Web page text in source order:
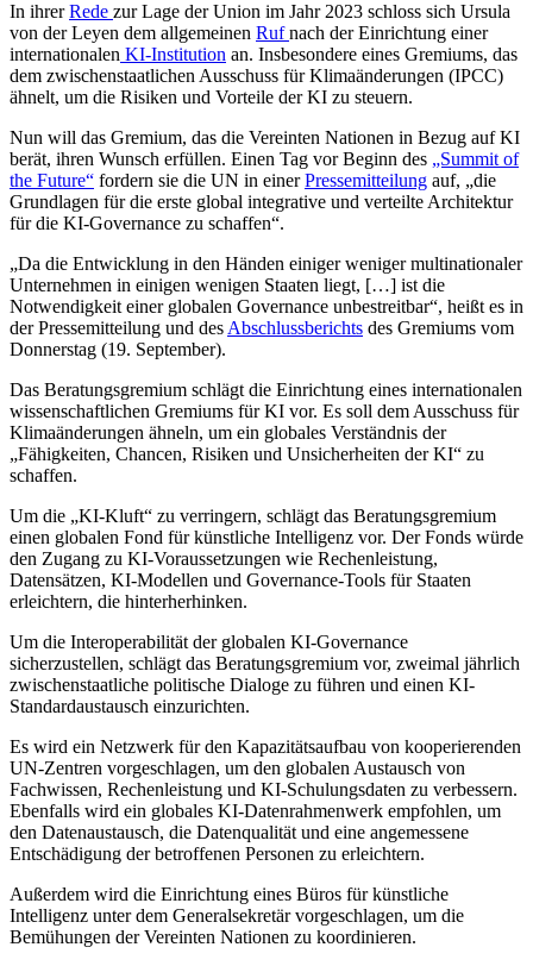
In ihrerRede zur Lage der Union im Jahr 2023 schloss sich Ursula
von der Leyen dem allgemeinen Rufnach der Einrichtung einer
internationalen KI-Institution an. Insbesondere eines Gremiums, das
dem zwischenstaatlichen Ausschuss für Klimaänderungen (IPCC)
ähnelt, um die Risiken und Vorteile der KI zu steuern.
Nun will das Gremium, das die Vereinten Nationen in Bezug auf KI
berät, ihren Wunsch erfüllen. Einen Tag vor Beginn des „Summit of
the Future“ fordern sie die UN in einerPressemitteilung auf, „die
Grundlagen für die erste global integrative und verteilte Architektur
für die KI-Governance zu schaffen“.
„Da die Entwicklung in den Händen einiger weniger multinationaler
Unternehmen in einigen wenigen Staaten liegt, […] ist die
Notwendigkeit einer globalen Governance unbestreitbar“, heißt es in
der Pressemitteilung und des Abschlussberichts des Gremiums vom
Donnerstag (19. September).
Das Beratungsgremium schlägt die Einrichtung eines internationalen
wissenschaftlichen Gremiums für KI vor. Es soll dem Ausschuss für
Klimaänderungen ähneln, um ein globales Verständnis der
„Fähigkeiten, Chancen, Risiken und Unsicherheiten der KI“ zu
schaffen.
Um die „KI-Kluft“ zu verringern, schlägt das Beratungsgremium
einen globalen Fond für künstliche Intelligenz vor. Der Fonds würde
den Zugang zu KI-Voraussetzungen wie Rechenleistung,
Datensätzen, KI-Modellen und Governance-Tools für Staaten
erleichtern, die hinterherhinken.
Um die Interoperabilität der globalen KI-Governance
sicherzustellen, schlägt das Beratungsgremium vor, zweimal jährlich
zwischenstaatliche politische Dialoge zu führen und einen KI-
Standardaustausch einzurichten.
Es wird ein Netzwerk für den Kapazitätsaufbau von kooperierenden
UN-Zentren vorgeschlagen, um den globalen Austausch von
Fachwissen, Rechenleistung und KI-Schulungsdaten zu verbessern.
Ebenfalls wird ein globales KI-Datenrahmenwerk empfohlen, um
den Datenaustausch, die Datenqualität und eine angemessene
Entschädigung der betroffenen Personen zu erleichtern.
Außerdem wird die Einrichtung eines Büros für künstliche
Intelligenz unter dem Generalsekretär vorgeschlagen, um die
Bemühungen der Vereinten Nationen zu koordinieren.